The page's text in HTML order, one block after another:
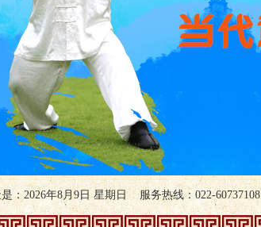
：2026年8月9日 星期日 服务热线：022-60737108